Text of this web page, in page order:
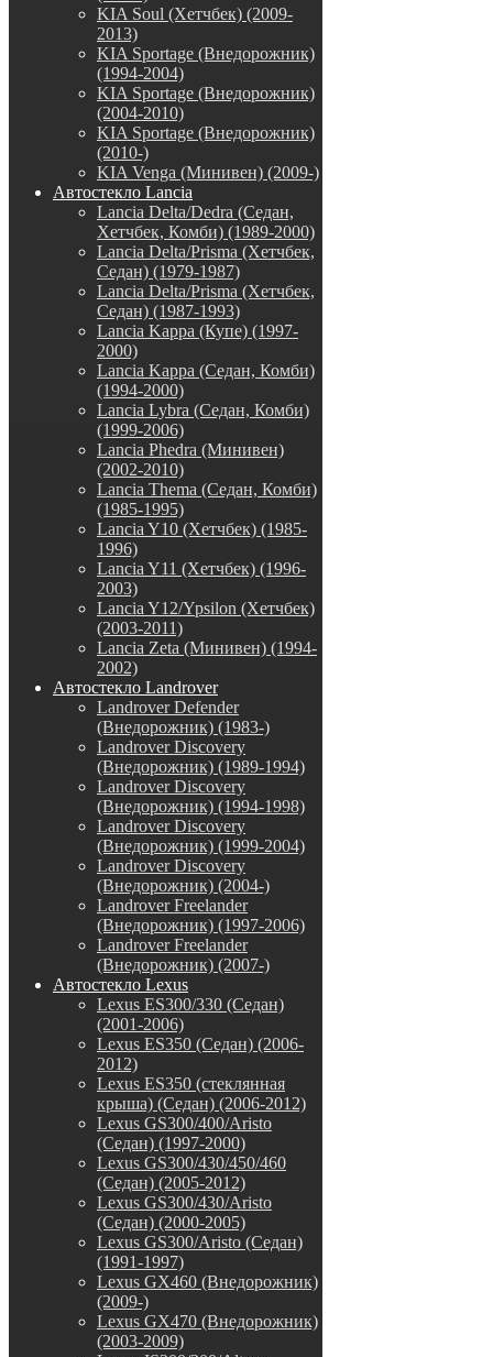
KIA Soul (Хетчбек) (2009-
2013)
KIA Sportage (Внедорожник)
(1994-2004)
KIA Sportage (Внедорожник)
(2004-2010)
KIA Sportage (Внедорожник)
(2010-)
KIA Venga (Минивен) (2009-)
Автостекло Lancia
Lancia Delta/Dedra (Седан,
Хетчбек, Комби) (1989-2000)
Lancia Delta/Prisma (Хетчбек,
Седан) (1979-1987)
Lancia Delta/Prisma (Хетчбек,
Седан) (1987-1993)
Lancia Kappa (Купе) (1997-
2000)
Lancia Kappa (Седан, Комби)
(1994-2000)
Lancia Lybra (Седан, Комби)
(1999-2006)
Lancia Phedra (Минивен)
(2002-2010)
Lancia Thema (Седан, Комби)
(1985-1995)
Lancia Y10 (Хетчбек) (1985-
1996)
Lancia Y11 (Хетчбек) (1996-
2003)
Lancia Y12/Ypsilon (Хетчбек)
(2003-2011)
Lancia Zeta (Минивен) (1994-
2002)
Автостекло Landrover
Landrover Defender
(Внедорожник) (1983-)
Landrover Discovery
(Внедорожник) (1989-1994)
Landrover Discovery
(Внедорожник) (1994-1998)
Landrover Discovery
(Внедорожник) (1999-2004)
Landrover Discovery
(Внедорожник) (2004-)
Landrover Freelander
(Внедорожник) (1997-2006)
Landrover Freelander
(Внедорожник) (2007-)
Автостекло Lexus
Lexus ES300/330 (Седан)
(2001-2006)
Lexus ES350 (Седан) (2006-
2012)
Lexus ES350 (стеклянная
крыша) (Седан) (2006-2012)
Lexus GS300/400/Aristo
(Седан) (1997-2000)
Lexus GS300/430/450/460
(Седан) (2005-2012)
Lexus GS300/430/Aristo
(Седан) (2000-2005)
Lexus GS300/Aristo (Седан)
(1991-1997)
Lexus GX460 (Внедорожник)
(2009-)
Lexus GX470 (Внедорожник)
(2003-2009)